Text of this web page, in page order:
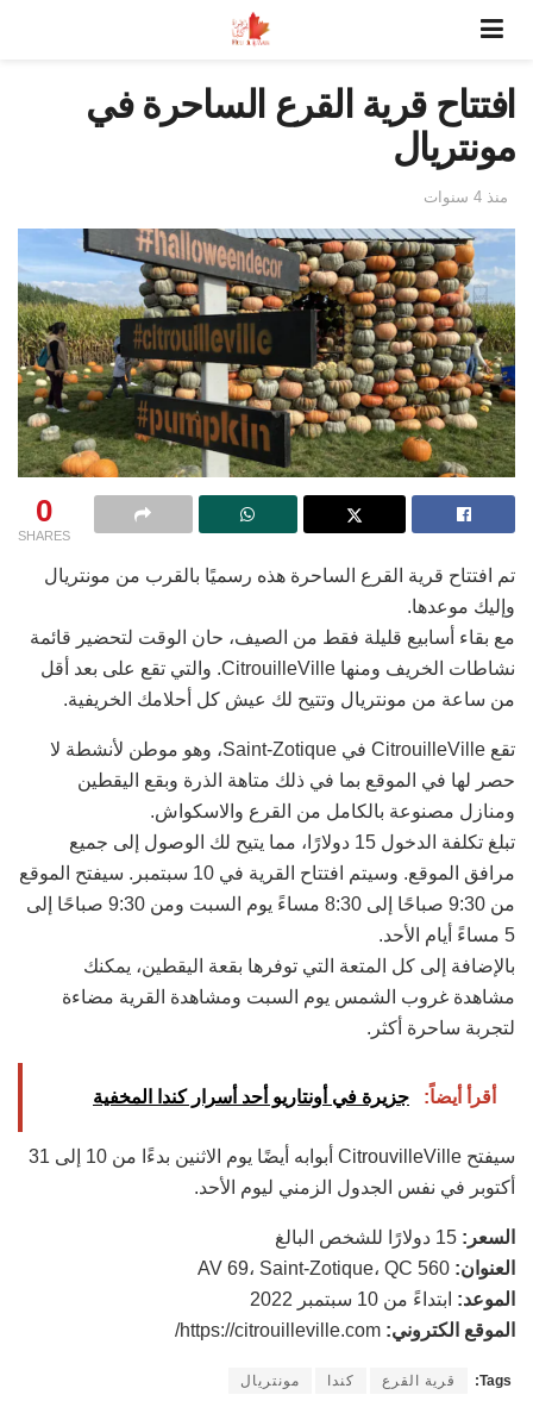
افتتاح قرية القرع الساحرة في
مونتريال
منذ 4 سنوات
0
SHARES
تم افتتاح قرية القرع الساحرة هذه رسميًا بالقرب من مونتريال
وإليك موعدها.
مع بقاء أسابيع قليلة فقط من الصيف، حان الوقت لتحضير قائمة
نشاطات الخريف ومنها CitrouilleVille. والتي تقع على بعد أقل
من ساعة من مونتريال وتتيح لك عيش كل أحلامك الخريفية.
تقع CitrouilleVille في Saint-Zotique، وهو موطن لأنشطة لا
حصر لها في الموقع بما في ذلك متاهة الذرة وبقع اليقطين
ومنازل مصنوعة بالكامل من القرع والاسكواش.
تبلغ تكلفة الدخول 15 دولارًا، مما يتيح لك الوصول إلى جميع
مرافق الموقع. وسيتم افتتاح القرية في 10 سبتمبر. سيفتح الموقع
من 9:30 صباحًا إلى 8:30 مساءً يوم السبت ومن 9:30 صباحًا إلى
5 مساءً أيام الأحد.
بالإضافة إلى كل المتعة التي توفرها بقعة اليقطين، يمكنك
مشاهدة غروب الشمس يوم السبت ومشاهدة القرية مضاءة
لتجربة ساحرة أكثر.
أقرأ أيضاً: جزيرة في أونتاريو أحد أسرار كندا المخفية
سيفتح CitrouvilleVille أبوابه أيضًا يوم الاثنين بدءًا من 10 إلى 31
أكتوبر في نفس الجدول الزمني ليوم الأحد.
السعر:
العنوان:
الموعد: ابتداءً من 10 سبتمبر 2022
الموقع الكتروني: https://citrouilleville.com/
Tags: قرية القرع كندا مونتريال